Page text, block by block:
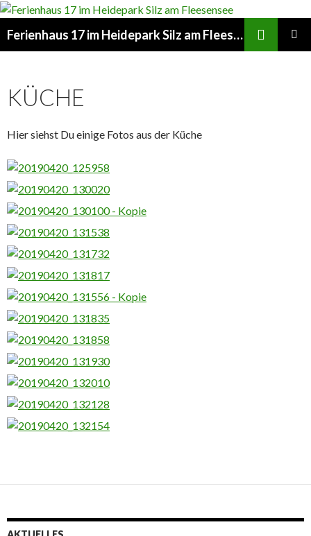
Ferienhaus 17 im Heidepark Silz am Fleesensee
KÜCHE
Hier siehst Du einige Fotos aus der Küche